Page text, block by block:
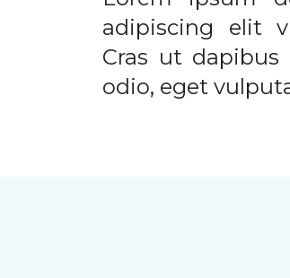
adipiscing elit
Cras ut
odio, eget